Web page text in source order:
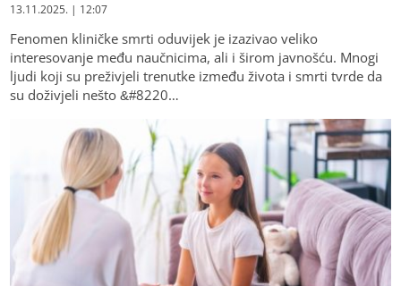
13.11.2025. | 12:07
Fenomen kliničke smrti oduvijek je izazivao veliko
interesovanje među naučnicima, ali i širom javnošću. Mnogi
ljudi koji su preživjeli trenutke između života i smrti tvrde da
su doživjeli nešto &#8220…